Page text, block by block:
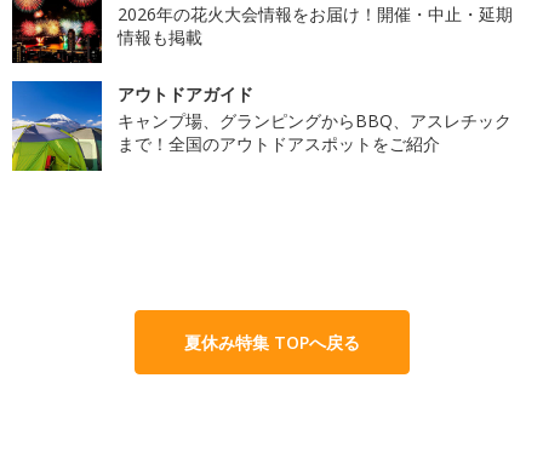
2026年の花火大会情報をお届け！開催・中止・延期
情報も掲載
アウトドアガイド
キャンプ場、グランピングからBBQ、アスレチック
まで！全国のアウトドアスポットをご紹介
夏休み特集 TOPへ戻る